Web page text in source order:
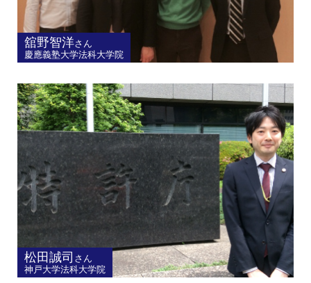
舘野智洋さん
慶應義塾大学法科大学院
松田誠司 さん
神戸大学法科大学院